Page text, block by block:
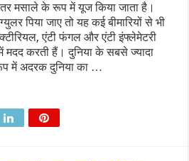
मसाले के रूप में यूज किया जाता है।
पिया जाए तो यह कई बीमारियों से भी
एंटी फंगल और एंटी इंफ्लेमेटरी
में मदद करती हैं। दुनिया के सबसे ज्यादा
में अदरक दुनिया का …